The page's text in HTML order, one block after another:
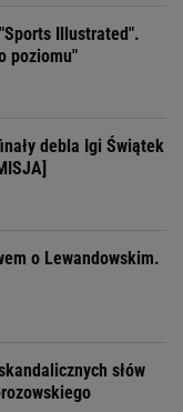
Illustrated".
poziomu"
debla Igi Świątek
o Lewandowskim.
słów